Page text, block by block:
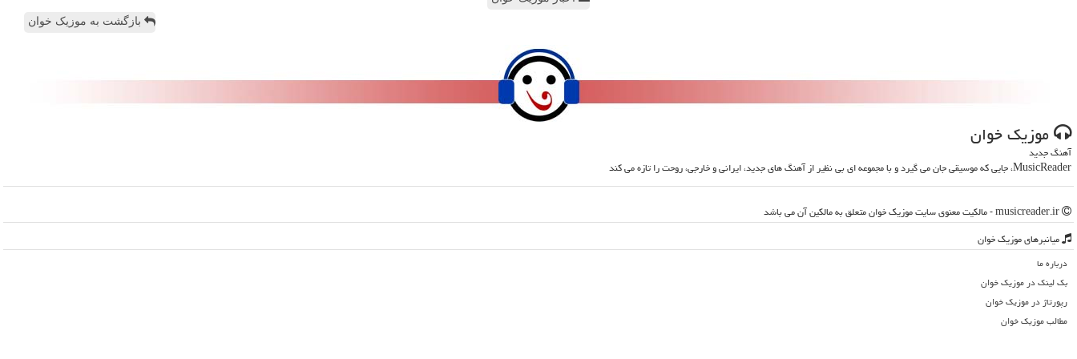
بازگشت به موزیک خوان
موزیك خوان
آهنگ جدید
MusicReader، جایی که موسیقی جان می گیرد و با مجموعه ای بی نظیر از آهنگ های جدید، ایرانی و خارجی، روحت را تازه می کند
میانبرهای موزیك خوان
درباره ما
بک لینک در موزیك خوان
رپورتاژ در موزیك خوان
مطالب موزیك خوان